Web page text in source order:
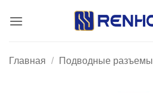
Главная / Подводные разъемы